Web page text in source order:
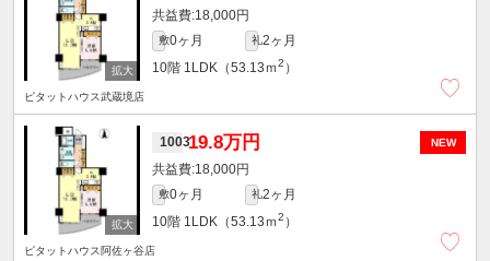
18,000円
敷0ヶ月 礼2ヶ月
10階 1LDK（53.13ｍ2 ）
ピタットハウス武蔵境店
NEW
100319.8万円
18,000円
敷0ヶ月 礼2ヶ月
10階 1LDK（53.13ｍ2 ）
ピタットハウス阿佐ヶ谷店